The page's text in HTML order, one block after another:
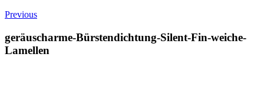
Previous
geräuscharme-Bürstendichtung-Silent-Fin-weiche-
Lamellen